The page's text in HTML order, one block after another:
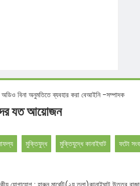
ব্যবহার করা বেআইনি -সম্পাদক
যত আয়োজন
মুক্তিযুদ্ধ মুক্তিযুদ্ধে কানাইঘাট ফটো